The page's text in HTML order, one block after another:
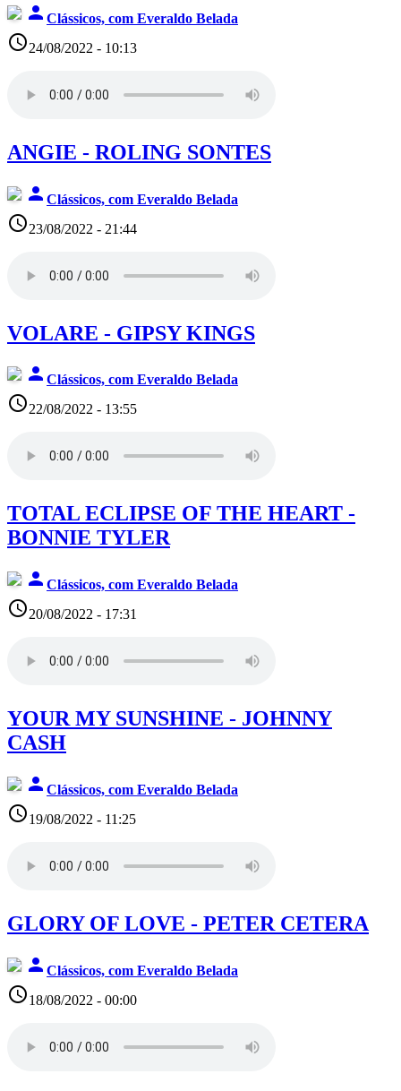
person Clássicos, com Everaldo Belada
access_time24/08/2022 - 10:13
ANGIE - ROLING SONTES
person Clássicos, com Everaldo Belada
access_time23/08/2022 - 21:44
VOLARE - GIPSY KINGS
person Clássicos, com Everaldo Belada
access_time22/08/2022 - 13:55
TOTAL ECLIPSE OF THE HEART -
BONNIE TYLER
person Clássicos, com Everaldo Belada
access_time20/08/2022 - 17:31
YOUR MY SUNSHINE - JOHNNY
CASH
person Clássicos, com Everaldo Belada
access_time19/08/2022 - 11:25
GLORY OF LOVE - PETER CETERA
person Clássicos, com Everaldo Belada
access_time18/08/2022 - 00:00